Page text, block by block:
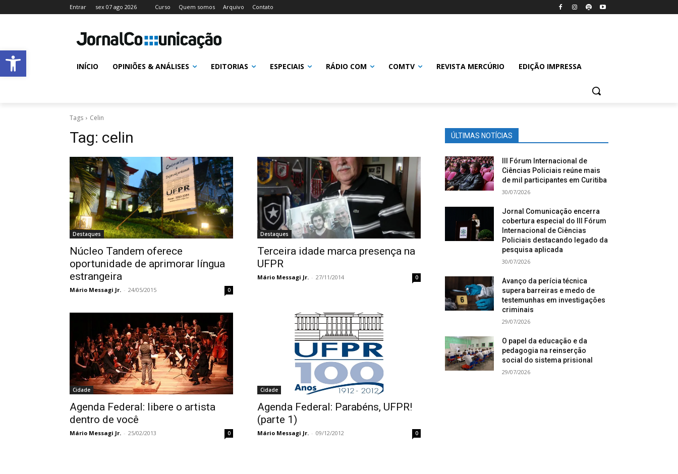
Abrir a barra de ferramentas
Entrar sex 07 ago 2026 Curso Quem somos Arquivo Contato
INÍCIO OPINIÕES & ANÁLISES EDITORIAS ESPECIAIS RÁDIO COM COMTV REVISTA MERCÚRIO EDIÇÃO IMPRESSA
Tags Celin
Tag: celin
Destaques
Núcleo Tandem oferece
oportunidade de aprimorar língua
estrangeira
Mário Messagi Jr. - 24/05/2015 0
Destaques
Terceira idade marca presença na
UFPR
Mário Messagi Jr. - 27/11/2014 0
Cidade
Agenda Federal: libere o artista
dentro de você
Mário Messagi Jr. - 25/02/2013 0
Cidade
Agenda Federal: Parabéns, UFPR!
(parte 1)
Mário Messagi Jr. - 09/12/2012 0
ÚLTIMAS NOTÍCIAS
III Fórum Internacional de
Ciências Policiais reúne mais
de mil participantes em Curitiba
30/07/2026
Jornal Comunicação encerra
cobertura especial do III Fórum
Internacional de Ciências
Policiais destacando legado da
pesquisa aplicada
30/07/2026
Avanço da perícia técnica
supera barreiras e medo de
testemunhas em investigações
criminais
29/07/2026
O papel da educação e da
pedagogia na reinserção
social do sistema prisional
29/07/2026